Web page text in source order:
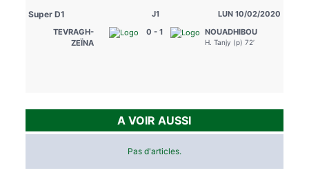
Super D1 J1
LUN 10/02/2020
TEVRAGH-
ZEÏNA
0 - 1 NOUADHIBOU
H. Tanjy (p) 72’
A VOIR AUSSI
Pas d'articles.